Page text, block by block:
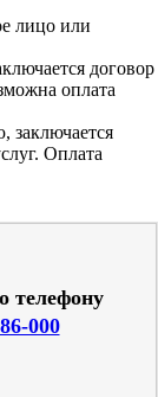
лицо или
договор
оплата
заключается
Оплата
телефону
000